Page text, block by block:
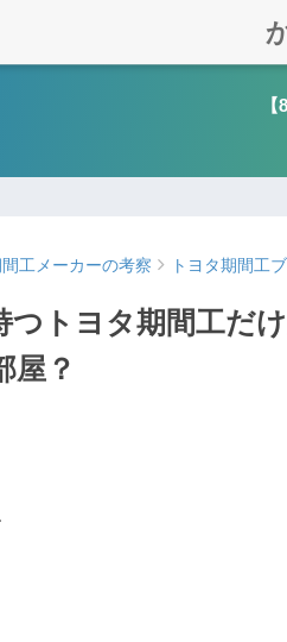
工メーカーの考察 トヨタ期間工
つトヨタ期間工だ
屋？